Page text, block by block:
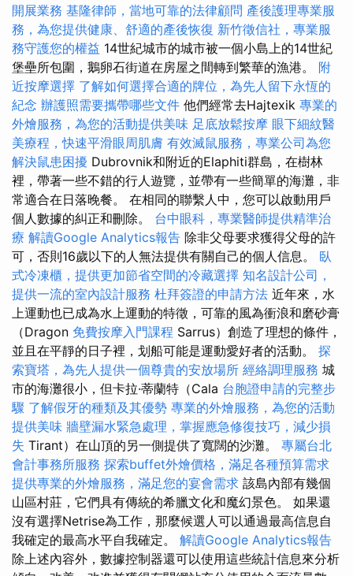
開展業務 基隆律師，當地可靠的法律顧問 產後護理專業服
務，為您提供健康、舒適的產後恢復 新竹徵信社，專業服
務守護您的權益 14世紀城市的城市被一個小島上的14世紀
堡壘所包圍，鵝卵石街道在房屋之間轉到繁華的漁港。 附
近按摩選擇 了解如何選擇合適的牌位，為先人留下永恆的
紀念 辦護照需要攜帶哪些文件 他們經常去Hajtexik 專業的
外燴服務，為您的活動提供美味 足底放鬆按摩 眼下細紋醫
美療程，快速平滑眼周肌膚 有效滅鼠服務，專業公司為您
解決鼠患困擾 Dubrovnik和附近的Elaphiti群島，在樹林
裡，帶著一些不錯的行人遊覽，並帶有一些簡單的海灘，非
常適合在日落晚餐。 在相同的聯繫人中，您可以啟動用戶
個人數據的糾正和刪除。 台中眼科，專業醫師提供精準治
療 解讀Google Analytics報告 除非父母要求獲得父母的許
可，否則16歲以下的人無法提供有關自己的個人信息。 臥
式冷凍櫃，提供更加節省空間的冷藏選擇 知名設計公司，
提供一流的室內設計服務 杜拜簽證的申請方法 近年來，水
上運動也已成為水上運動的特徵，可靠的風為衝浪和磨砂膏
（Dragon 免費按摩入門課程 Sarrus）創造了理想的條件，
並且在平靜的日子裡，划船可能是運動愛好者的活動。 探
索寶塔，為先人提供一個尊貴的安放場所 經絡調理服務 城
市的海灘很小，但卡拉·蒂蘭特（Cala 台胞證申請的完整步
驟 了解假牙的種類及其優勢 專業的外燴服務，為您的活動
提供美味 牆壁漏水緊急處理，掌握應急修復技巧，減少損
失 Tirant）在山頂的另一側提供了寬闊的沙灘。 專屬台北
會計事務所服務 探索buffet外燴價格，滿足各種預算需求
提供專業的外燴服務，滿足您的宴會需求 該島內部有幾個
山區村莊，它們具有傳統的希臘文化和魔幻景色。 如果還
沒有選擇Netrise為工作，那麼候選人可以通過最高信息自
我確定的最高水平自我確定。 解讀Google Analytics報告
除上述內容外，數據控制器還可以使用這些統計信息來分析